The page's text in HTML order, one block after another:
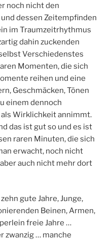
noch nicht den
dessen Zeitempfinden
im Traumzeitrhythmus
dahin zuckenden
Verschiedenstes
Momenten, die sich
reihen und eine
Geschmäcken, Tönen
einem dennoch
als Wirklichkeit annimmt.
das ist gut so und es ist
raren Minuten, die sich
erwacht, noch nicht
auch nicht mehr dort
gute Jahre, Junge,
Beinen, Armen,
freie Jahre …
zwanzig … manche